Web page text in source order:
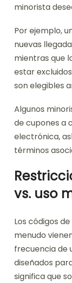
minorista
Por ejemplo,
nuevas
mientras que
estar
son elegibles
Algunos
de cupones a
electrónica,
términos
vs. uso
Los códigos
menudo
frecuencia de
diseñados
significa que